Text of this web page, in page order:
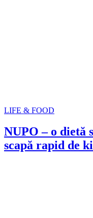
LIFE & FOOD
NUPO – o dietă
scapă rapid de